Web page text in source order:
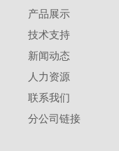
产品展示
技术支持
新闻动态
人力资源
联系我们
分公司链接